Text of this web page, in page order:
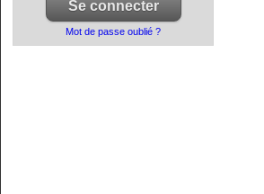
Mot de passe oublié ?